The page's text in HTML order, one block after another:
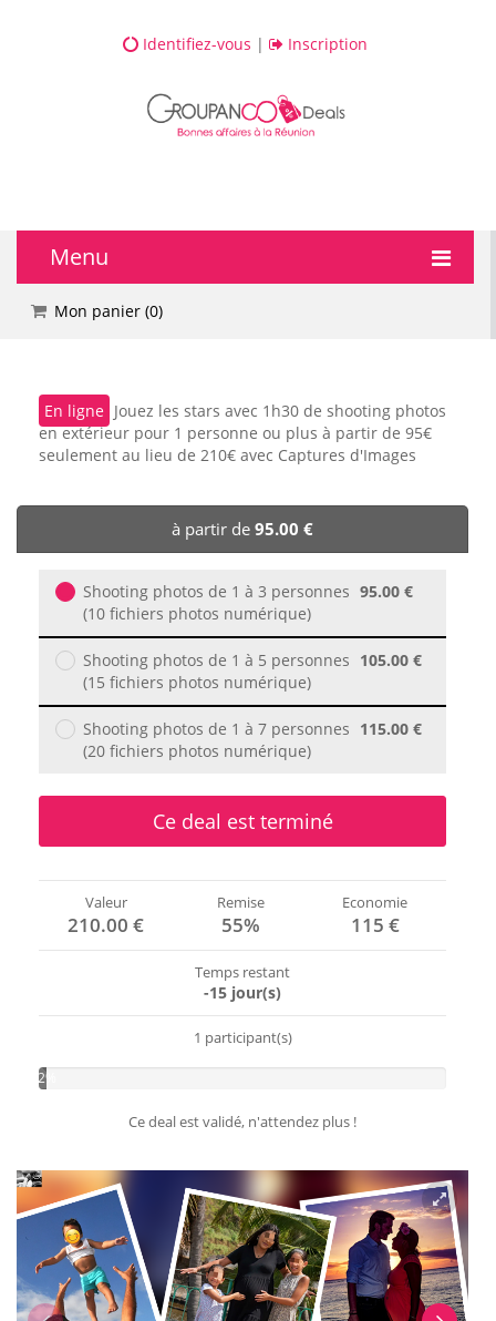
Identifiez-vous | Inscription
Menu
🔥 DEALS
💅 Beauté
🎈 Événements
Mon panier (0)
En ligne Jouez les stars avec 1h30 de shooting photos
en extérieur pour 1 personne ou plus à partir de 95€
seulement au lieu de 210€ avec Captures d'Images
à partir de 95.00 €
Shooting photos de 1 à 3 personnes
(10 fichiers photos numérique)
95.00 €
Shooting photos de 1 à 5 personnes
(15 fichiers photos numérique)
105.00 €
Shooting photos de 1 à 7 personnes
(20 fichiers photos numérique)
115.00 €
Ce deal est terminé
Valeur
210.00 €
Remise
55%
Economie
115 €
Temps restant
-15 jour(s)
1 participant(s)
2%
Ce deal est validé, n'attendez plus !